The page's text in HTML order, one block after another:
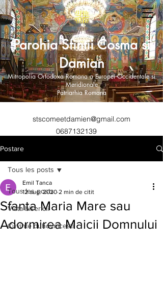
Parohia Sfintii Cosma si
Damian
Mitropolia Ortodoxa Romana a Europei Occidentale si
Meridionale
Patriarhia Romana
stscomeetdamien@gmail.com
0687132139
Postare
Tous les posts
Viata bisericii
Cuvinte duhovnicesti
Tous les posts
Sfanta Maria Mare sau
Adormirea Maicii Domnului
Emil Tanca
12 aug. 2020 2 min de citit